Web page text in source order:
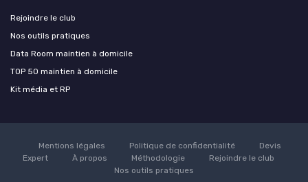
Rejoindre le club
Nos outils pratiques
Data Room maintien à domicile
TOP 50 maintien à domicile
Kit média et RP
Mentions légales Politique de confidentialité
Devis
Expert
À propos Méthodologie
Rejoindre le club
Nos outils pratiques